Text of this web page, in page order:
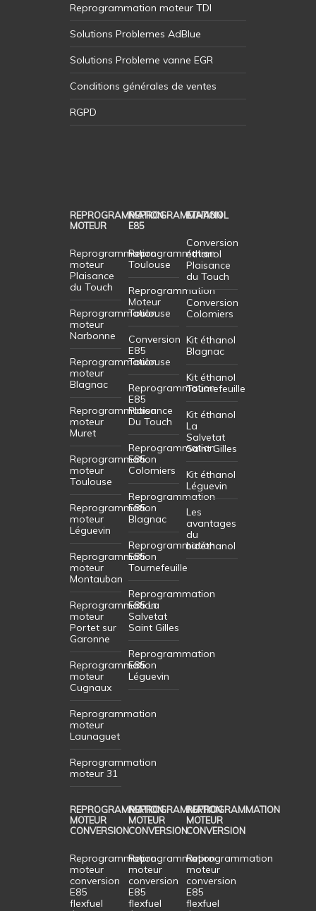
Reprogrammation moteur TDI
Solutions Problemes AdBlue
Solutions Probleme vanne EGR
Conditions générales de ventes
RGPD
REPROGRAMMATION
MOTEUR
Reprogrammation
moteur
Plaisance
du Touch
Reprogrammation
moteur
Narbonne
Reprogrammation
moteur
Blagnac
Reprogrammation
moteur
Muret
Reprogrammation
moteur
Toulouse
Reprogrammation
moteur
Léguevin
Reprogrammation
moteur
Montauban
Reprogrammation
moteur
Portet sur
Garonne
Reprogrammation
moteur
Cugnaux
Reprogrammation
moteur
Launaguet
Reprogrammation
moteur 31
REPROGRAMMATION
E85
Reprogrammation
Toulouse
Reprogrammation
Moteur
Toulouse
Conversion
E85
Toulouse
Reprogrammation
E85
Plaisance
Du Touch
Reprogrammation
E85
Colomiers
Reprogrammation
E85
Blagnac
Reprogrammation
E85
Tournefeuille
Reprogrammation
E85 La
Salvetat
Saint Gilles
Reprogrammation
E85
Léguevin
ETHANOL
Conversion
éthanol
Plaisance
du Touch
Conversion
Colomiers
Kit éthanol
Blagnac
Kit éthanol
Tournefeuille
Kit éthanol
La
Salvetat
Saint Gilles
Kit éthanol
Léguevin
Les
avantages
du
bioéthanol
REPROGRAMMATION
MOTEUR
CONVERSION
Reprogrammation
moteur
conversion
E85
flexfuel
REPROGRAMMATION
MOTEUR
CONVERSION
Reprogrammation
moteur
conversion
E85
flexfuel
REPROGRAMMATION
MOTEUR
CONVERSION
Reprogrammation
moteur
conversion
E85
flexfuel